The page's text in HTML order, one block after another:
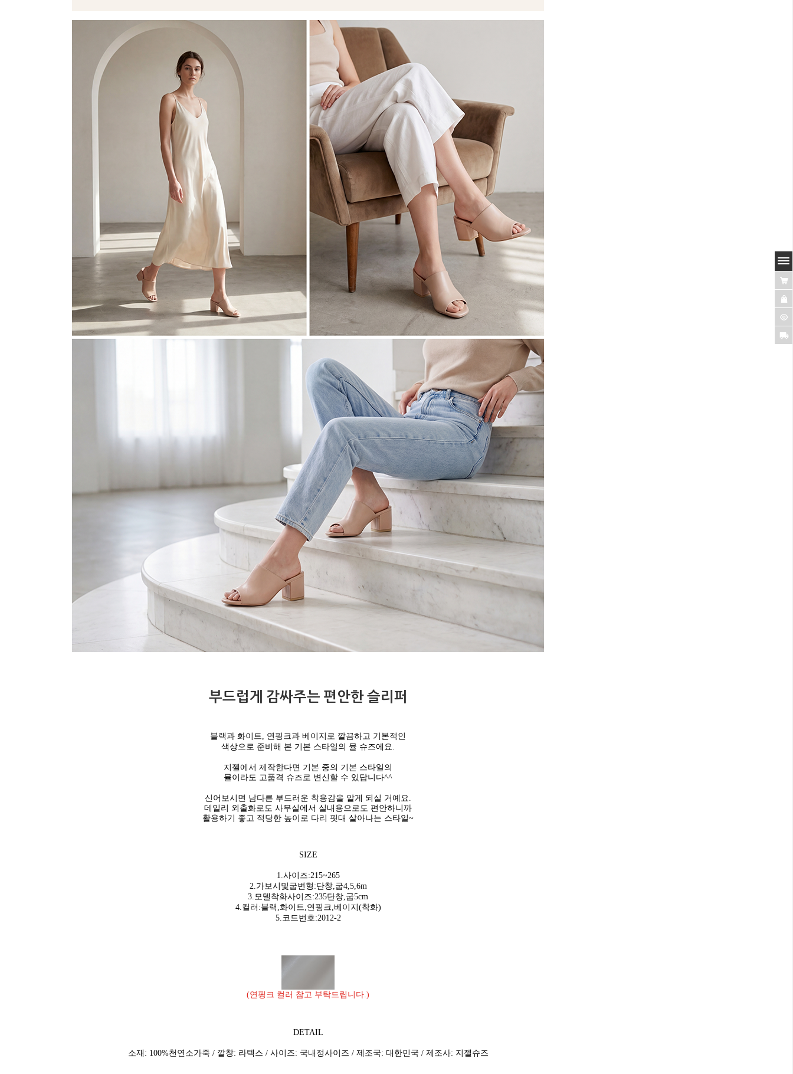
부드럽게 감싸주는 편안한 슬리퍼
블랙과 화이트, 연핑크과 베이지로 깔끔하고 기본적인
색상으로 준비해 본 기본 스타일의 뮬 슈즈에요.
지젤에서 제작한다면 기본 중의 기본 스타일의
뮬이라도 고품격 슈즈로 변신할 수 있답니다^^
신어보시면 남다른 부드러운 착용감을 알게 되실 거예요.
데일리 외출화로도 사무실에서 실내용으로도 편안하니까
활용하기 좋고 적당한 높이로 다리 핏대 살아나는 스타일~
SIZE
1.사이즈:215~265
2.가보시및굽변형:단창,굽4,5,6m
3.모델착화사이즈:235단창,굽5cm
4.컬러:블랙,화이트,연핑크,베이지(착화)
5.코드번호:2012-2
(연핑크 컬러 참고 부탁드립니다.)
DETAIL
소재: 100%천연소가죽 / 깔창: 라텍스 / 사이즈: 국내정사이즈 / 제조국: 대한민국 / 제조사: 지젤슈즈